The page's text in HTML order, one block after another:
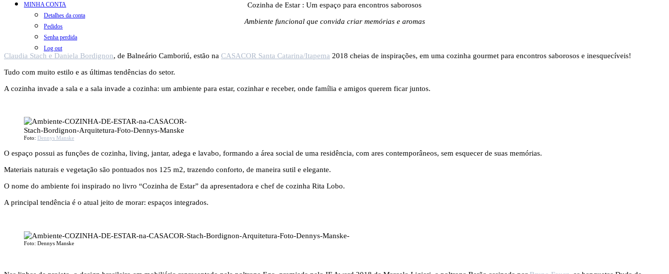
MINHA CONTA
Detalhes da conta
Pedidos
Senha perdida
Log out
Cozinha de Estar : Um espaço para encontros saborosos
Ambiente funcional que convida criar memórias e aromas
Claudia Stach e Daniela Bordignon, de Balneário Camboriú, estão na CASACOR Santa Catarina/Itapema 2018 cheias de inspirações, em uma cozinha gourmet para encontros saborosos e inesquecíveis!
Tudo com muito estilo e as últimas tendências do setor.
A cozinha invade a sala e a sala invade a cozinha: um ambiente para estar, cozinhar e receber, onde família e amigos querem ficar juntos.
Foto: Dennys Manske
O espaço possui as funções de cozinha, living, jantar, adega e lavabo, formando a área social de uma residência, com ares contemporâneos, sem esquecer de suas memórias.
Materiais naturais e vegetação são pontuados nos 125 m2, trazendo conforto, de maneira sutil e elegante.
O nome do ambiente foi inspirado no livro “Cozinha de Estar” da apresentadora e chef de cozinha Rita Lobo.
A principal tendência é o atual jeito de morar: espaços integrados.
Foto: Dennys Manske